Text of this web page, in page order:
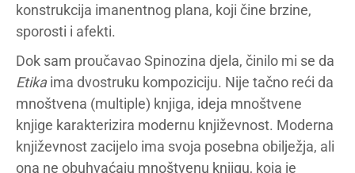
konstrukcija imanentnog plana, koji čine brzine,
sporosti i afekti.
Dok sam proučavao Spinozina djela, činilo mi se da
Etikaima dvostruku kompoziciju. Nije tačno reći da
mnoštvena (multiple) knjiga, ideja mnoštvene
knjige karakterizira modernu književnost. Moderna
književnost zacijelo ima svoja posebna obilježja, ali
ona ne obuhvaćaju mnoštvenu knjigu, koja je